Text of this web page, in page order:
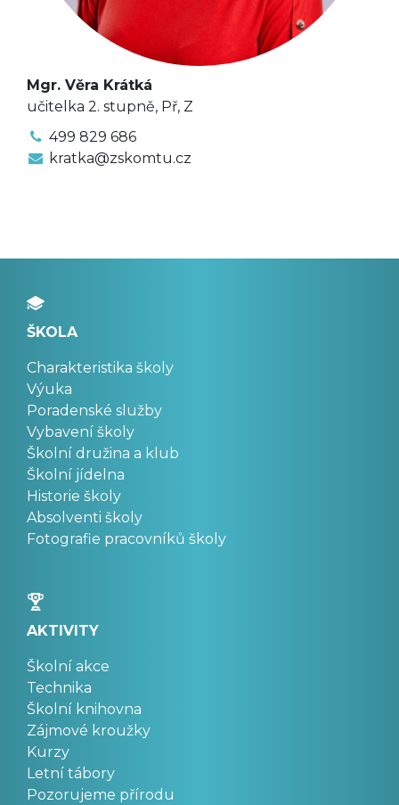
Mgr. Věra Krátká
učitelka 2. stupně, Př, Z
499 829 686
kratka@zskomtu.cz
ŠKOLA
Charakteristika školy
Výuka
Poradenské služby
Vybavení školy
Školní družina a klub
Školní jídelna
Historie školy
Absolventi školy
Fotografie pracovníků školy
AKTIVITY
Školní akce
Technika
Školní knihovna
Zájmové kroužky
Kurzy
Letní tábory
Pozorujeme přírodu